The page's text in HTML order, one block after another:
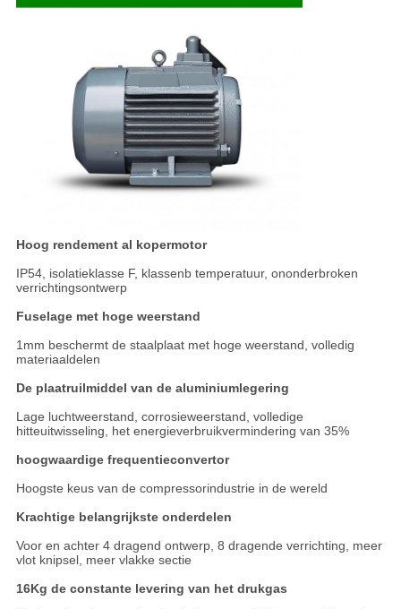
Hoog rendement al kopermotor
IP54, isolatieklasse F, klassenb temperatuur, ononderbroken
verrichtingsontwerp
Fuselage met hoge weerstand
1mm beschermt de staalplaat met hoge weerstand, volledig
materiaaldelen
De plaatruilmiddel van de aluminiumlegering
Lage luchtweerstand, corrosieweerstand, volledige
hitteuitwisseling, het energieverbruikvermindering van 35%
hoogwaardige frequentieconvertor
Hoogste keus van de compressorindustrie in de wereld
Krachtige belangrijkste onderdelen
Voor en achter 4 dragend ontwerp, 8 dragende verrichting, meer
vlot knipsel, meer vlakke sectie
16Kg de constante levering van het drukgas